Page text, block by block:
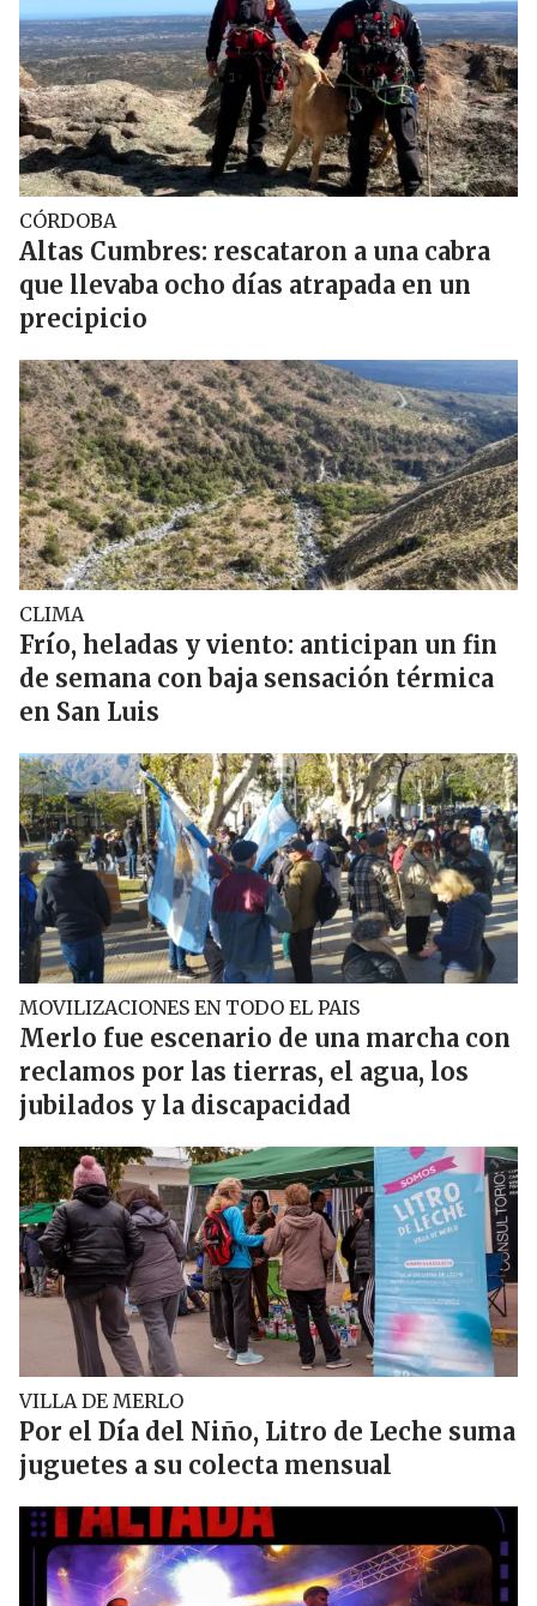
CÓRDOBA
Altas Cumbres: rescataron a una cabra
que llevaba ocho días atrapada en un
precipicio
CLIMA
Frío, heladas y viento: anticipan un fin
de semana con baja sensación térmica
en San Luis
MOVILIZACIONES EN TODO EL PAIS
Merlo fue escenario de una marcha con
reclamos por las tierras, el agua, los
jubilados y la discapacidad
VILLA DE MERLO
Por el Día del Niño, Litro de Leche suma
juguetes a su colecta mensual